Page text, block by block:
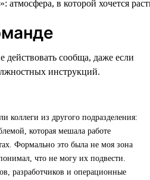
сообща, даже если
инструкций.
из другого подразделения:
которая мешала работе
Формально это была не моя зона
что не могу их подвести.
разработчиков и операционные